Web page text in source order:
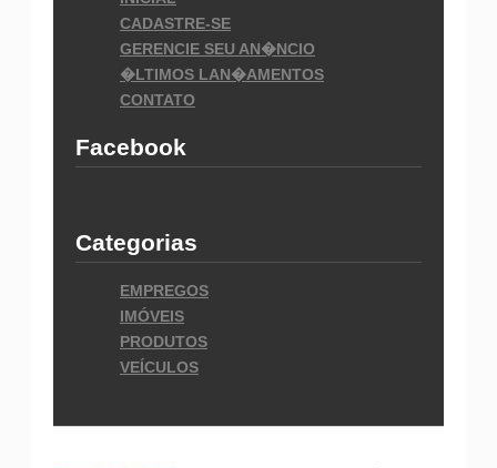
CADASTRE-SE
GERENCIE SEU AN�NCIO
�LTIMOS LAN�AMENTOS
CONTATO
Facebook
Categorias
EMPREGOS
IMÓVEIS
PRODUTOS
VEÍCULOS